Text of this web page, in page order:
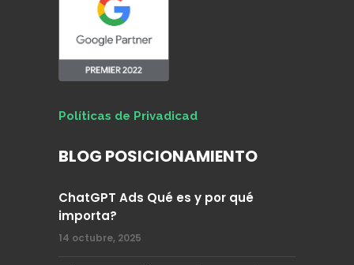
Políticas de Privadicad
BLOG POSICIONAMIENTO
ChatGPT Ads Qué es y por qué
importa?
14 octubre, 2025